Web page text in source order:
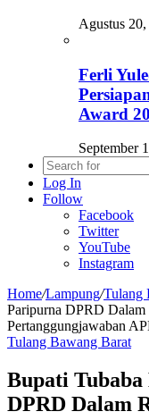
Agustus
Ferli
Award
September
Log In
Follow
Facebook
Twitter
YouTube
Instagram
Home/Lampung/Tulang
Paripurna DPRD Dalam
Pertanggungjawaban
Tulang Bawang Barat
Bupati
DPRD Dalam